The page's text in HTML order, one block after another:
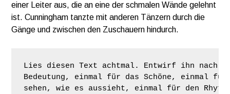
einer Leiter aus, die an eine der schmalen Wände gelehnt
ist. Cunningham tanzte mit anderen Tänzern durch die
Gänge und zwischen den Zuschauern hindurch.
Lies diesen Text achtmal. Entwirf ihn nach
Bedeutung, einmal für das Schöne, einmal
sehen, wie es aussieht, einmal für den